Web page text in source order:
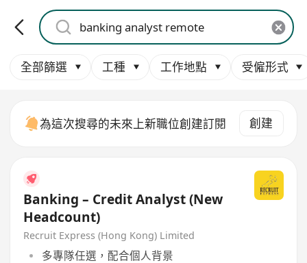
全部篩選 工種 工作地點 受僱形式
為這次搜尋的未來上新職位創建訂閱 創建
Banking – Credit Analyst (New
Headcount)
Recruit Express (Hong Kong) Limited
多專隊任選，配合個人背景